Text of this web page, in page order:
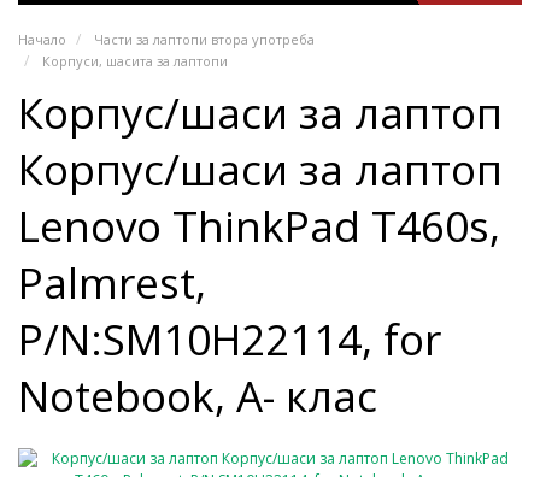
Начало
Части за лаптопи втора употреба
Корпуси, шасита за лаптопи
Корпус/шаси за лаптоп
Корпус/шаси за лаптоп
Lenovo ThinkPad T460s,
Palmrest,
P/N:SM10H22114, for
Notebook, A- клас